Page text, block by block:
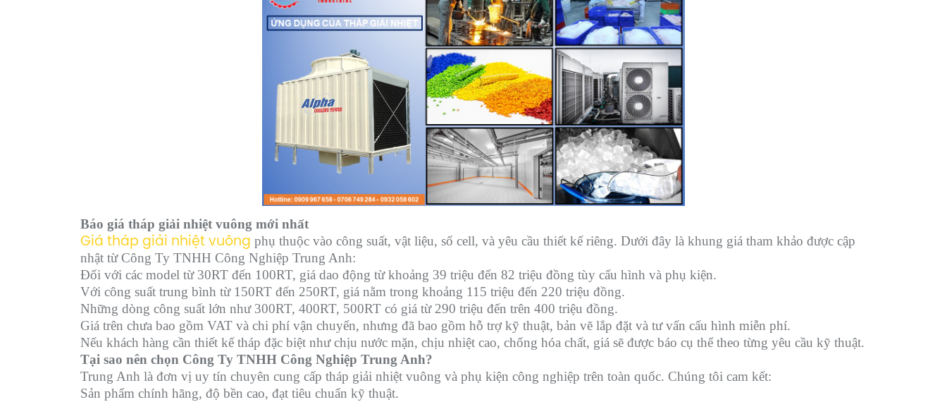
Báo giá tháp giải nhiệt vuông mới nhất
Giá tháp giải nhiệt vuông phụ thuộc vào công suất, vật liệu, số cell, và yêu cầu thiết kế riêng. Dưới đây là khung giá tham khảo được cập
nhật từ Công Ty TNHH Công Nghiệp Trung Anh:
Đối với các model từ 30RT đến 100RT, giá dao động từ khoảng 39 triệu đến 82 triệu đồng tùy cấu hình và phụ kiện.
Với công suất trung bình từ 150RT đến 250RT, giá nằm trong khoảng 115 triệu đến 220 triệu đồng.
Những dòng công suất lớn như 300RT, 400RT, 500RT có giá từ 290 triệu đến trên 400 triệu đồng.
Giá trên chưa bao gồm VAT và chi phí vận chuyển, nhưng đã bao gồm hỗ trợ kỹ thuật, bản vẽ lắp đặt và tư vấn cấu hình miễn phí.
Nếu khách hàng cần thiết kế tháp đặc biệt như chịu nước mặn, chịu nhiệt cao, chống hóa chất, giá sẽ được báo cụ thể theo từng yêu cầu kỹ thuật.
Tại sao nên chọn Công Ty TNHH Công Nghiệp Trung Anh?
Trung Anh là đơn vị uy tín chuyên cung cấp tháp giải nhiệt vuông và phụ kiện công nghiệp trên toàn quốc. Chúng tôi cam kết:
Sản phẩm chính hãng, độ bền cao, đạt tiêu chuẩn kỹ thuật.